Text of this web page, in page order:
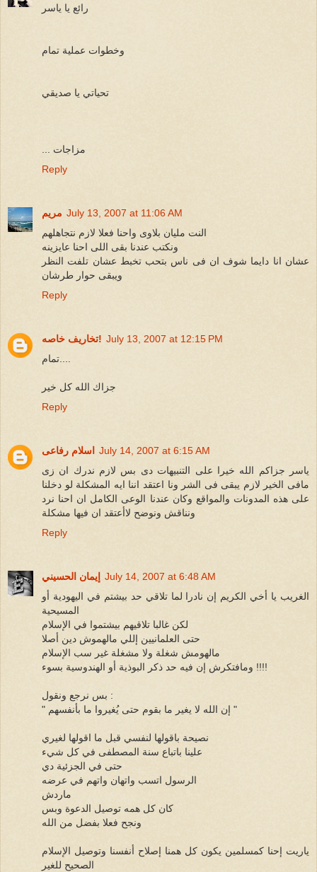
رائع يا ياسر
وخطوات عملية تمام
تحياتي يا صديقي
... مزاجات
Reply
مريم July 13, 2007 at 11:06 AM
النت مليان بلاوى واحنا فعلا لازم نتجاهلهم
ونكتب عندنا بقى اللى احنا عايزينه
عشان انا دايما شوف ان فى ناس بتحب تخبط عشان تلفت النظر
ويبقى حوار طرشان
Reply
تخاريف خاصه! July 13, 2007 at 12:15 PM
جزاك الله كل خير
Reply
اسلام رفاعى July 14, 2007 at 6:15 AM
ياسر جزاكم الله خيرا على التنبيهات دى بس لازم ندرك ان زى
مافى الخير لازم يبقى فى الشر ونا اعتقد اننا ايه المشكلة لو دخلنا
على هذه المدونات والمواقع وكان عندنا الوعى الكامل ان احنا نرد
ونناقش ونوضح لاأعتقد ان فيها مشكلة
Reply
إيمان الحسيني July 14, 2007 at 6:48 AM
الغريب يا أخي الكريم إن نادرا لما تلاقي حد بيشتم في اليهودية أو
المسيحية
لكن غالبا تلاقيهم بيشتموا في الإسلام
حتى العلمانيين إللي مالهموش دين أصلا
مالهومش شغلة ولا مشغلة غير سب الإسلام
ومافتكرش إن فيه حد ذكر البوذية أو الهندوسية بسوء !!!!
بس نرجع ونقول :
" إن الله لا يغير ما بقوم حتى يُغيروا ما بأنفسهم "
نصيحة باقولها لنفسي قبل ما اقولها لغيري
علينا باتباع سنة المصطفى في كل شيء
حتى في الجزئية دي
الرسول اتسب واتهان واتهم في عرضه
ماردش
كان كل همه توصيل الدعوة وبس
ونجح فعلا بفضل من الله
ياريت إحنا كمسلمين يكون كل همنا إصلاح أنفسنا وتوصيل الإسلام
الصحيح للغير